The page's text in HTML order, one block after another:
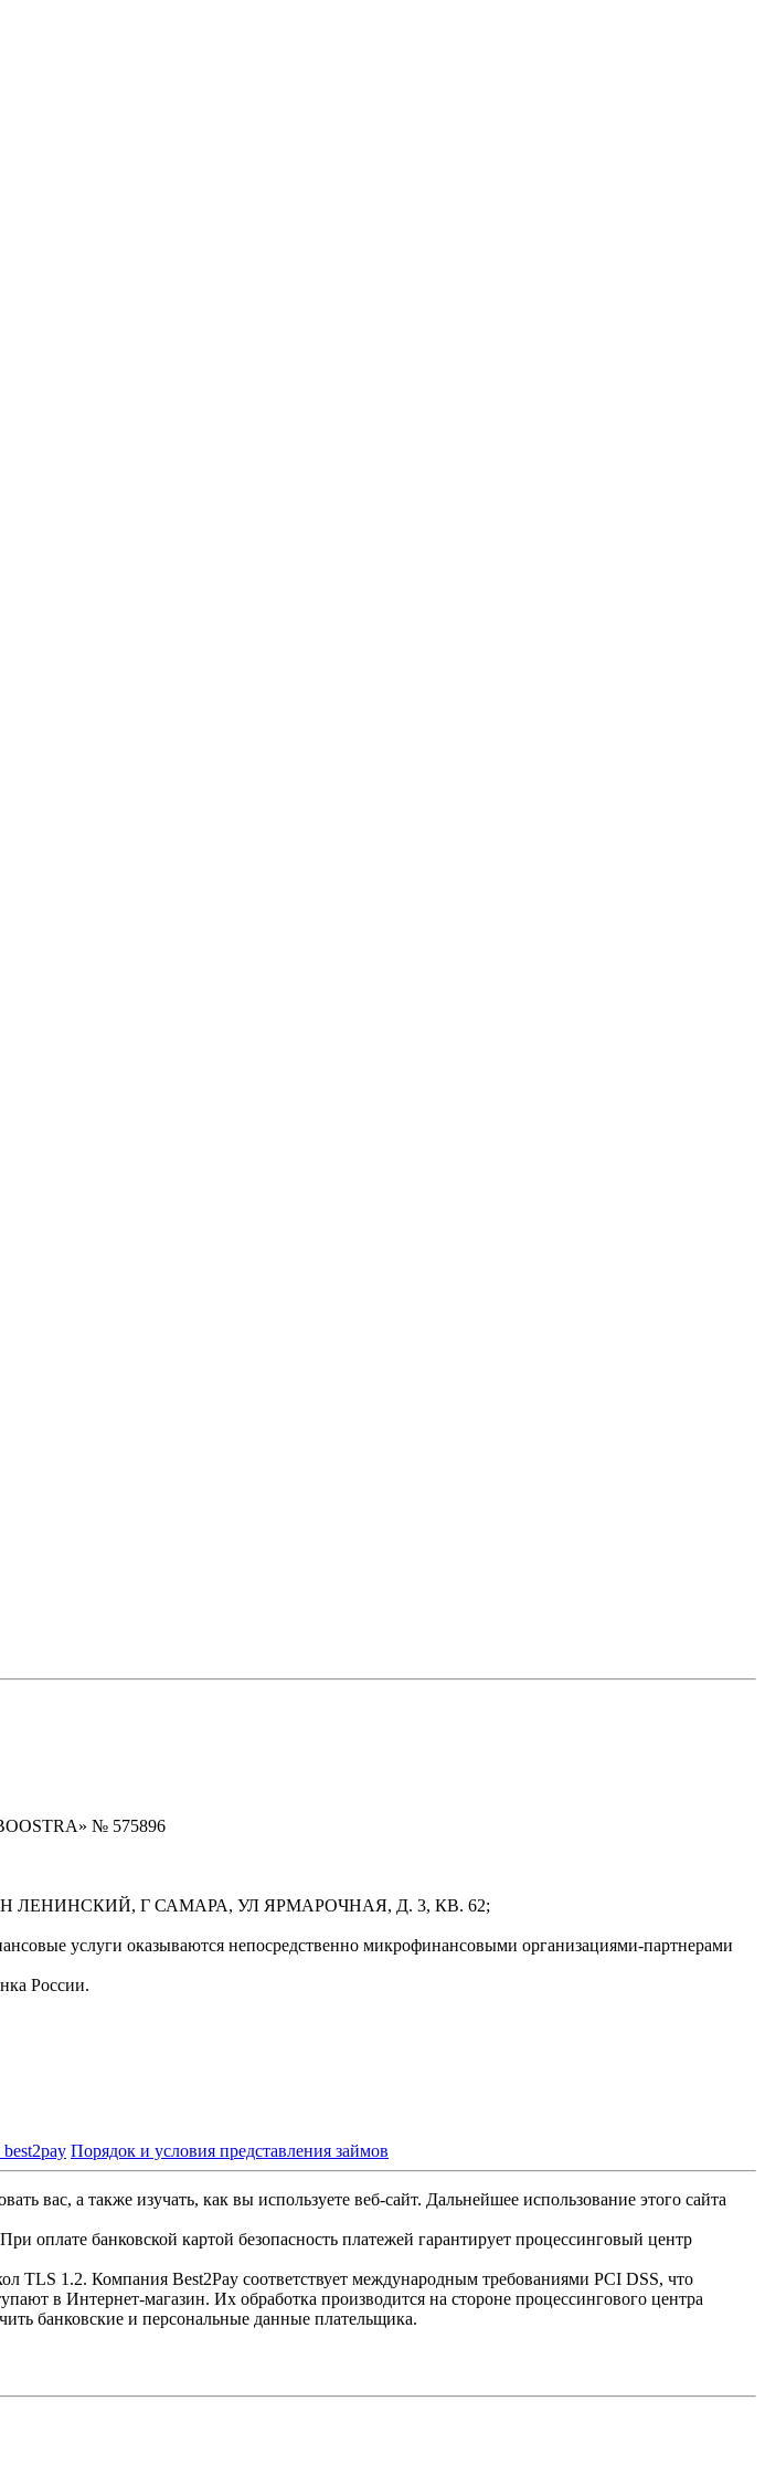
№ 575896
Н ЛЕНИНСКИЙ, Г САМАРА, УЛ ЯРМАРОЧНАЯ, Д. 3, КВ. 62;
услуги оказываются непосредственно микрофинансовыми организациями-партнерами
России.
Порядок и условия представления займов
вас, а также изучать, как вы используете веб-сайт. Дальнейшее использование этого сайта
банковской картой безопасность платежей гарантирует процессинговый центр
TLS 1.2. Компания Best2Pay соответствует международным требованиями PCI DSS, что
в Интернет-магазин. Их обработка производится на стороне процессингового центра
банковские и персональные данные плательщика.